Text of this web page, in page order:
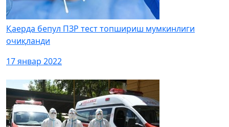
Қаерда бепул ПЗР тест топшириш мумкинлиги
очиқланди
17 январ 2022